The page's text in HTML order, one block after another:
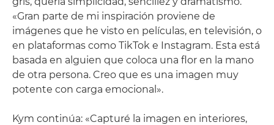
«Gran parte de mi inspiración proviene de
imágenes que he visto en películas, en televisión, o
en plataformas como TikTok e Instagram. Esta está
basada en alguien que coloca una flor en la mano
de otra persona. Creo que es una imagen muy
potente con carga emocional».
Kym continúa: «Capturé la imagen en interiores,